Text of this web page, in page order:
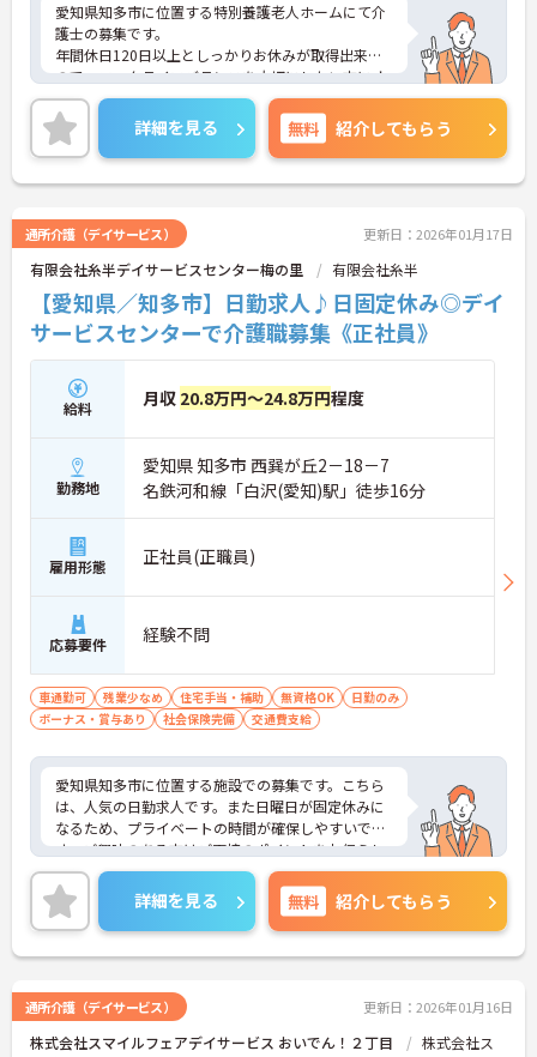
愛知県知多市に位置する特別養護老人ホームにて介
護士の募集です。
年間休日120日以上としっかりお休みが取得出来る
ので、ワークライフバランスを大切にしたい方にオ
ススメです◎
残業少なめなので出勤日でもプライベートの時間を
確保して頂けますよ♪
また嬉しい賞与4か月分以上支給実績あり！頑張っ
た分だけ評価される環境です！
詳細をお話しいたしますのでお気軽にご相談くださ
い。
詳細を見る 無料 紹介してもらう
通所介護（デイサービス） 更新日：2026年01月17日
有限会社糸半デイサービスセンター梅の里 有限会社糸半
【愛知県／知多市】日勤求人♪日固定休み◎デイ
サービスセンターで介護職募集《正社員》
給料 月収 20.8万円～24.8万円程度
勤務地
愛知県 知多市 西巽が丘2－18－7
名鉄河和線「白沢(愛知)駅」徒歩16分
雇用形態 正社員(正職員)
応募要件 経験不問
車通勤可 残業少なめ 住宅手当・補助 無資格OK
日勤のみ
ボーナス・賞与あり
社会保険完備 交通費支給
愛知県知多市に位置する施設での募集です。こちら
は、人気の日勤求人です。また日曜日が固定休みに
なるため、プライベートの時間が確保しやすいで
す。ご興味のある方はご面接のポイントをお伝えし
ますので、お気軽にお問い合わせください。
詳細を見る 無料 紹介してもらう
通所介護（デイサービス） 更新日：2026年01月16日
株式会社スマイルフェアデイサービス おいでん！２丁目
株式会社ス